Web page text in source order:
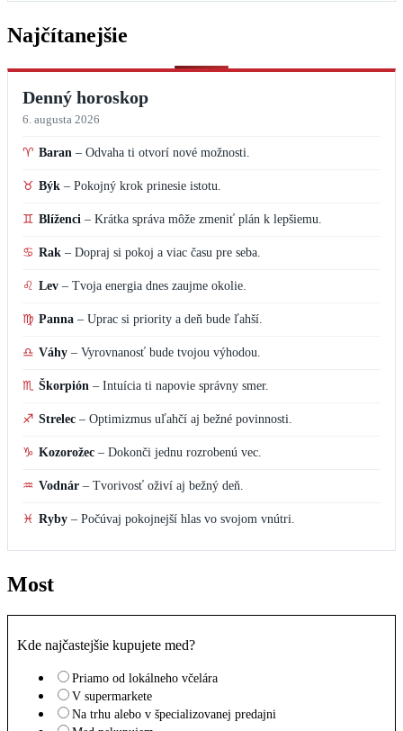
Najčítanejšie
Denný horoskop
6. augusta 2026
♈ Baran – Odvaha ti otvorí nové možnosti.
♉ Býk – Pokojný krok prinesie istotu.
♊ Blíženci – Krátka správa môže zmeniť plán k lepšiemu.
♋ Rak – Dopraj si pokoj a viac času pre seba.
♌ Lev – Tvoja energia dnes zaujme okolie.
♍ Panna – Uprac si priority a deň bude ľahší.
♎ Váhy – Vyrovnanosť bude tvojou výhodou.
♏ Škorpión – Intuícia ti napovie správny smer.
♐ Strelec – Optimizmus uľahčí aj bežné povinnosti.
♑ Kozorožec – Dokonči jednu rozrobenú vec.
♒ Vodnár – Tvorivosť oživí aj bežný deň.
♓ Ryby – Počúvaj pokojnejší hlas vo svojom vnútri.
Most
Kde najčastejšie kupujete med?
Priamo od lokálneho včelára
V supermarkete
Na trhu alebo v špecializovanej predajni